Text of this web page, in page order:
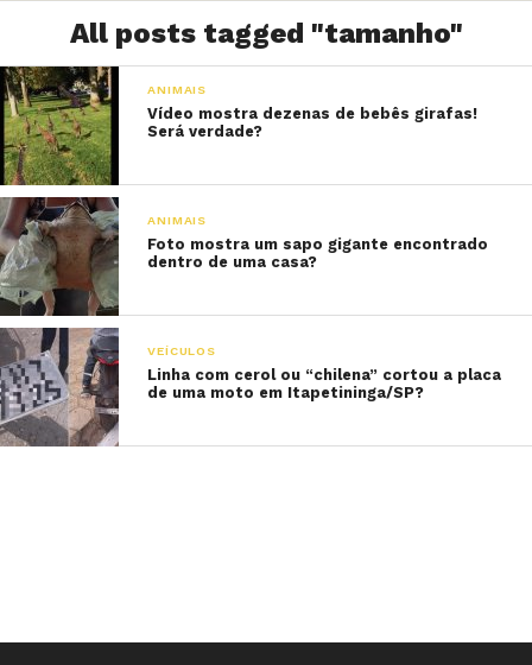
All posts tagged "tamanho"
ANIMAIS
Vídeo mostra dezenas de bebês girafas!
Será verdade?
ANIMAIS
Foto mostra um sapo gigante encontrado
dentro de uma casa?
VEÍCULOS
Linha com cerol ou “chilena” cortou a placa
de uma moto em Itapetininga/SP?